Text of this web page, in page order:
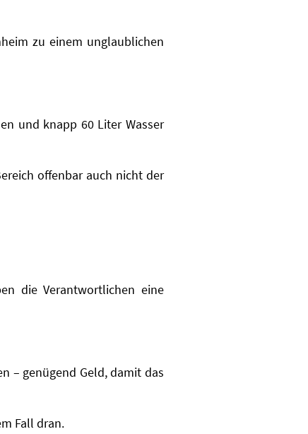
zu einem unglaublichen
und knapp 60 Liter Wasser
offenbar auch nicht der
die Verantwortlichen eine
– genügend Geld, damit das
Fall dran.